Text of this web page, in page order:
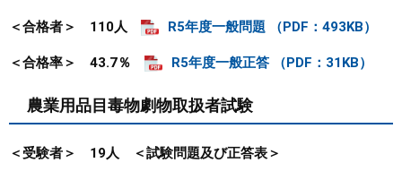
＜合格者＞ 110人 R5年度一般問題 （PDF：493KB）
＜合格率＞ 43.7％ R5年度一般正答 （PDF：31KB）
農業用品目毒物劇物取扱者試験
＜受験者＞ 19人 ＜試験問題及び正答表＞